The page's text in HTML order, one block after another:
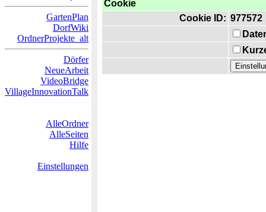
GartenPlan
DorfWiki
OrdnerProjekte_alt
Dörfer
NeueArbeit
VideoBridge
VillageInnovationTalk
AlleOrdner
AlleSeiten
Hilfe
Einstellungen
Cookie
Cookie ID: 977572